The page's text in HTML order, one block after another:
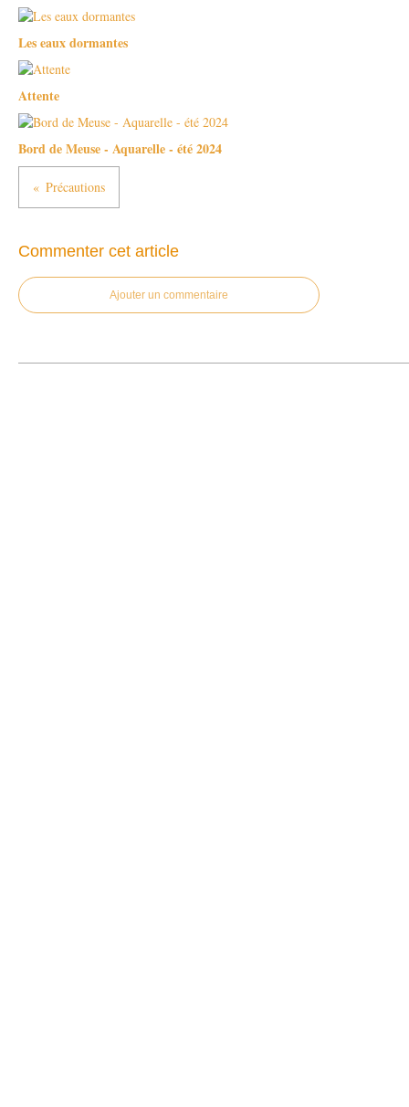
Les eaux dormantes
Attente
Bord de Meuse - Aquarelle - été 2024
Précautions
Commenter cet article
Ajouter un commentaire